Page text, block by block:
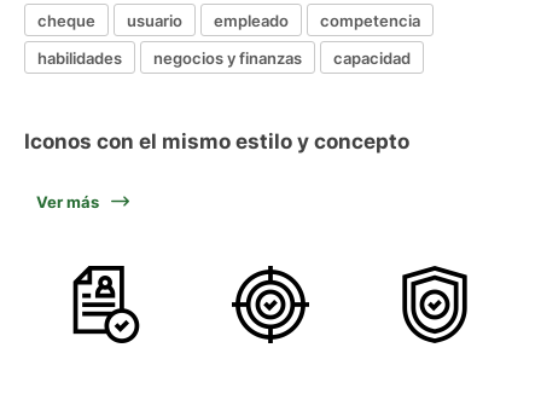
cheque usuario empleado
competencia
habilidades
negocios y finanzas capacidad
Iconos con el mismo estilo y concepto
Ver más